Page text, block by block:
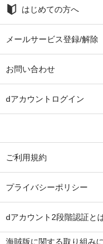
はじめての方へ
メールサービス登録/解除
お問い合わせ
dアカウントログイン
ご利用規約
プライバシーポリシー
dアカウント2段階認証と
海賊版に関する取り組みに